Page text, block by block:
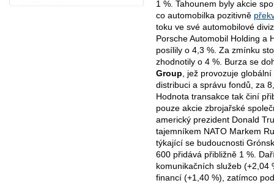
1 %. Tahounem byly akcie
co automobilka pozitivně
toku ve své automobilové
Porsche Automobil Holding a
posílily o 4,3 %. Za zmínku
zhodnotily o 4 %. Burza se
Group , jež provozuje
distribuci a správu fondů, za
Hodnota transakce tak činí
pouze akcie zbrojařské
americký prezident Donald
tajemníkem NATO Markem
týkající se budoucnosti
600 přidává přibližně 1 %.
komunikačních služeb (+2,04
financí (+1,40 %), zatímco